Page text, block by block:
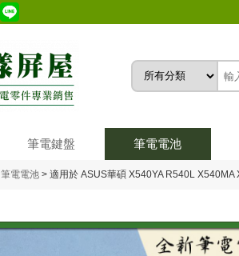
筆電鍵盤 筆電電池
筆電電池 > 適用於 ASUS華碩 X540YA R540L